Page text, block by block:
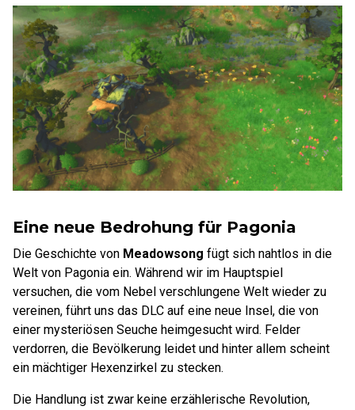
Eine neue Bedrohung für Pagonia
Die Geschichte von Meadowsong fügt sich nahtlos in die
Welt von Pagonia ein. Während wir im Hauptspiel
versuchen, die vom Nebel verschlungene Welt wieder zu
vereinen, führt uns das DLC auf eine neue Insel, die von
einer mysteriösen Seuche heimgesucht wird. Felder
verdorren, die Bevölkerung leidet und hinter allem scheint
ein mächtiger Hexenzirkel zu stecken.
Die Handlung ist zwar keine erzählerische Revolution,